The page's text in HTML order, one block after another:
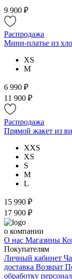
9 900 ₽
Распродажа
Мини-платье из
XS
M
6 990 ₽
11 900 ₽
Распродажа
Прямой жакет из
XXS
XS
S
M
L
15 990 ₽
17 900 ₽
о компании
О нас Магазины
Покупателям
Личный кабинет
доставка Возврат
обработку